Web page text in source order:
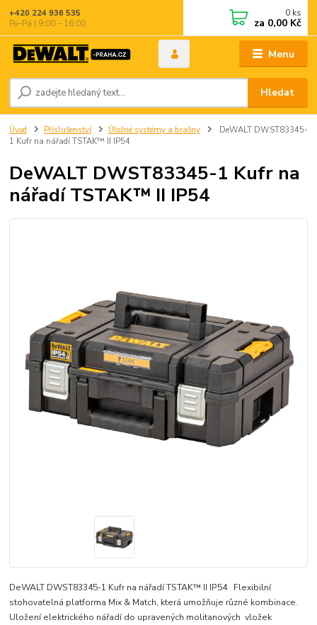
Menu
Hledat
+420 224 936 535
Po–Pá | 9:00 – 16:00
0 ks
za 0,00 Kč
Úvod Příslušenství Úložné systémy a brašny
DeWALT DWST83345-
1 Kufr na nářadí TSTAK™ II IP54
DeWALT DWST83345-1 Kufr na
nářadí TSTAK™ II IP54
DeWALT DWST83345-1 Kufr na nářadí TSTAK™ II IP54 Flexibilní
stohovatelná platforma Mix & Match, která umožňuje různé kombinace.
Uložení elektrického nářadí do upravených molitanových vložek